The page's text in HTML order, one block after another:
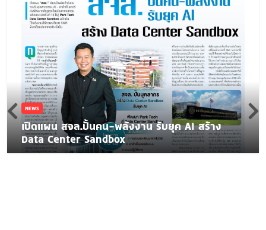
NEWS
เปิดแผน สจล.ปั้นคน-พลังงาน รับยุค AI สร้าง
Data Center Sandbox